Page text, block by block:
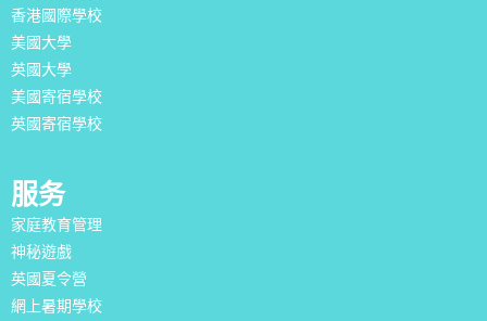
香港國際學校
美國大學
英國大學
美國寄宿學校
英國寄宿學校
服务
家庭教育管理
神秘遊戲
英國夏令營
網上暑期學校